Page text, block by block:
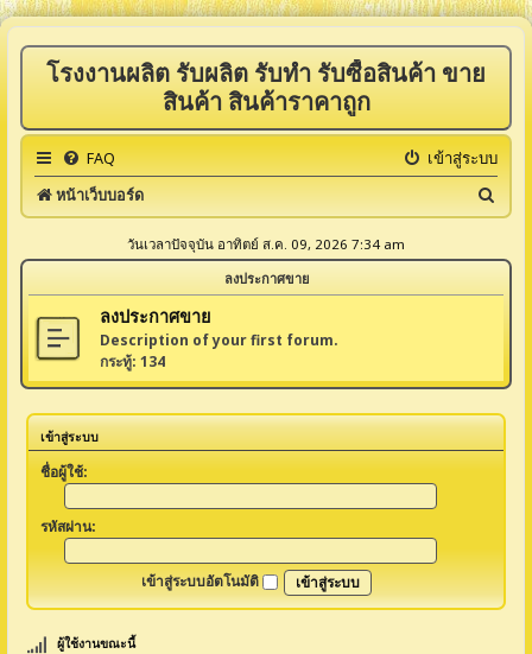
โรงงานผลิต รับผลิต รับทำ รับซื้อสินค้า ขาย
สินค้า สินค้าราคาถูก
FAQ
เข้าสู่ระบบ
หน้าเว็บบอร์ด
น
วันเวลาปัจจุบัน อาทิตย์ ส.ค. 09, 2026 7:34 am
ลงประกาศขาย
ลงประกาศขาย
Description of your first forum.
กระทู้: 134
เข้าสู่ระบบ
ชื่อผู้ใช้:
รหัสผ่าน:
เข้าสู่ระบบอัตโนมัติ
ผู้ใช้งานขณะนี้